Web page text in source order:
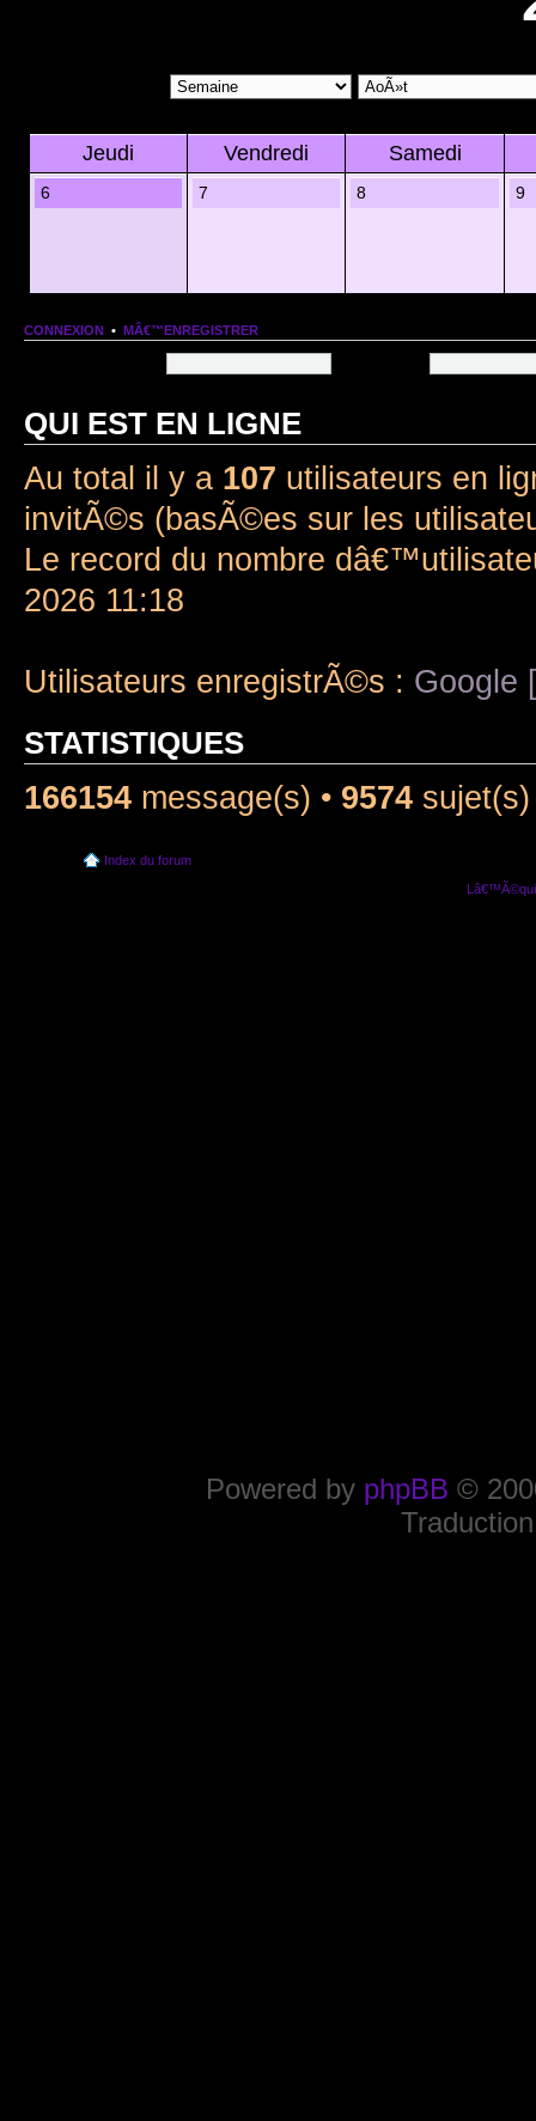
Jeudi Vendredi Samedi
6 7 8 9
CONNEXION • MÂ€™ENREGISTRER
QUI EST EN LIGNE
Au total il y a 107 utilisateurs en
invitÃ©s (basÃ©es sur les
Le record du nombre
2026 11:18
Utilisateurs enregistrÃ©s : Google
STATISTIQUES
166154 message(s) • 9574
Index du forum
Powered by phpBB ©